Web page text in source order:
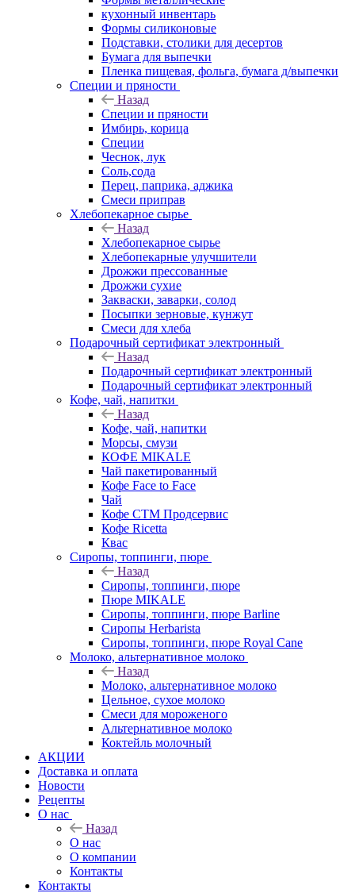
кухонный инвентарь
Формы силиконовые
Подставки, столики для десертов
Бумага для выпечки
Пленка пищевая, фольга, бумага д/выпечки
Специи и пряности
Назад
Специи и пряности
Имбирь, корица
Специи
Чеснок, лук
Соль,сода
Перец, паприка, аджика
Смеси приправ
Хлебопекарное сырье
Назад
Хлебопекарное сырье
Хлебопекарные улучшители
Дрожжи прессованные
Дрожжи сухие
Закваски, заварки, солод
Посыпки зерновые, кунжут
Смеси для хлеба
Подарочный сертификат электронный
Назад
Подарочный сертификат электронный
Подарочный сертификат электронный
Кофе, чай, напитки
Назад
Кофе, чай, напитки
Морсы, смузи
КОФЕ MIKALE
Чай пакетированный
Кофе Face to Face
Чай
Кофе СТМ Продсервис
Кофе Ricetta
Квас
Сиропы, топпинги, пюре
Назад
Сиропы, топпинги, пюре
Пюре MIKALE
Сиропы, топпинги, пюре Barline
Сиропы Herbarista
Сиропы, топпинги, пюре Royal Cane
Молоко, альтернативное молоко
Назад
Молоко, альтернативное молоко
Цельное, сухое молоко
Смеси для мороженого
Альтернативное молоко
Коктейль молочный
АКЦИИ
Доставка и оплата
Новости
Рецепты
О нас
Назад
О нас
О компании
Контакты
Контакты